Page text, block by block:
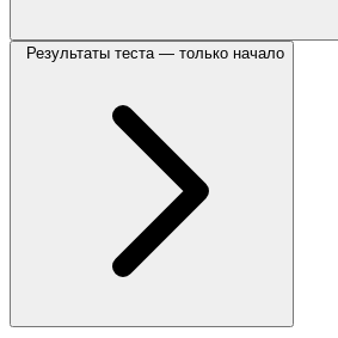
Результаты теста — только начало